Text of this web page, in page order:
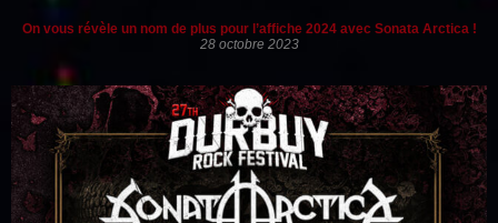
On vous révèle un nom de plus pour l’affiche 2024 avec Sonata Arctica !
28 octobre 2023